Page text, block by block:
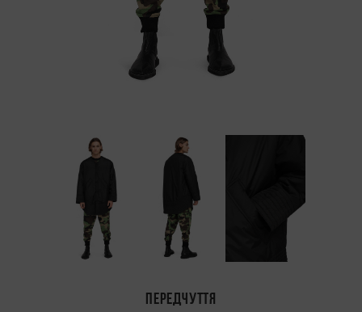
ПЕРЕДЧУТТЯ